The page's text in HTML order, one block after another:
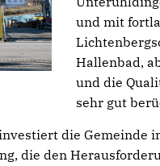
und mit
Hallenbad,
und die
sehr gut
die Gemeinde
die den